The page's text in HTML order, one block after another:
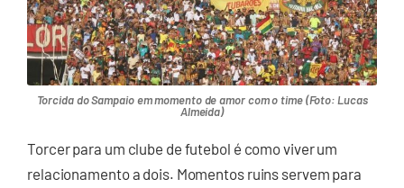
Torcida do Sampaio em momento de amor com o time (Foto: Lucas
Almeida)
Torcer para um clube de futebol é como viver um
relacionamento a dois. Momentos ruins servem para